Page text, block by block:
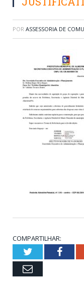
POR ASSESSORIA DE
COMPARTILHAR:
Twitter
Email